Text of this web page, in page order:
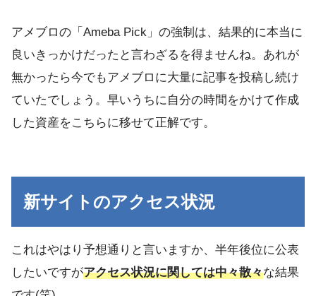
アメブロの「Ameba Pick」の強制は、結果的に本当に
良いきっかけだったと言わざるを得ませんね。あれが
無かったら今でもアメブロに大量に記事を投稿し続け
ていたでしょう。早いうちに自分の時間をかけて作成
した資産をこちらに移せて正解です。
新サイトのアクセス状況
これはやはり予想通りと言いますか、半年後位に公表
したいですがアクセス状況に関しては中々散々な結果